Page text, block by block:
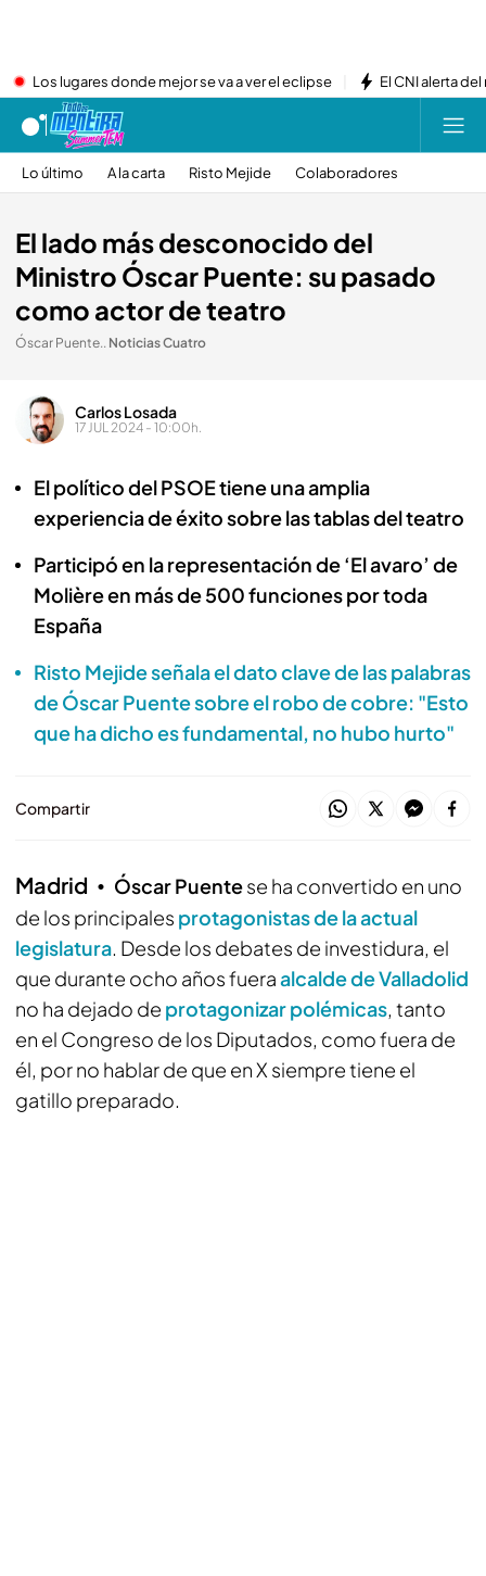
Los lugares donde mejor se va a ver el eclipse El CNI alerta
Lo último A la carta Risto Mejide Colaboradores
El lado más desconocido del
Ministro Óscar Puente: su pasado
como actor de teatro
Óscar Puente.. Noticias Cuatro
Carlos Losada
17 JUL 2024 - 10:00h.
El político del PSOE tiene una amplia
experiencia de éxito sobre las tablas del teatro
Participó en la representación de ‘El avaro’ de
Molière en más de 500 funciones por toda
España
Risto Mejide señala el dato clave de las palabras
de Óscar Puente sobre el robo de cobre: "Esto
que ha dicho es fundamental, no hubo hurto"
Compartir
Madrid Óscar Puentese ha convertido en uno
de los principales protagonistas de la actual
legislatura. Desde los debates de investidura, el
que durante ocho años fueraalcalde de Valladolid
no ha dejado de protagonizar polémicas, tanto
en el Congreso de los Diputados, como fuera de
él, por no hablar de que en X siempre tiene el
gatillo preparado.